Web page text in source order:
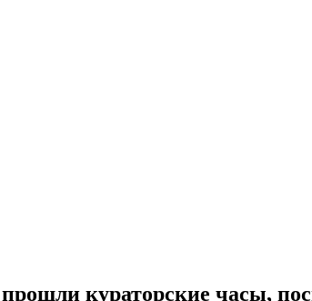
кураторские часы,